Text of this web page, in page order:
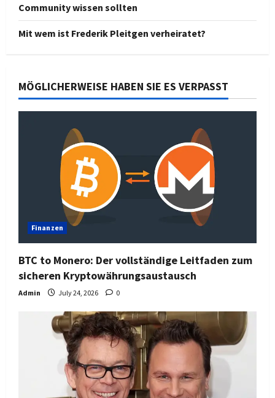
Community wissen sollten
Mit wem ist Frederik Pleitgen verheiratet?
MÖGLICHERWEISE HABEN SIE ES VERPASST
Finanzen
BTC to Monero: Der vollständige Leitfaden zum
sicheren Kryptowährungsaustausch
Admin July 24, 2026 0